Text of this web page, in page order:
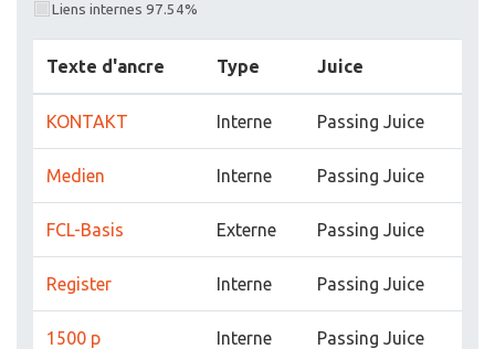
Liens internes 97.54%
Texte d'ancre Type Juice
KONTAKT Interne Passing Juice
Medien Interne Passing Juice
FCL-Basis Externe Passing Juice
Register Interne Passing Juice
1500 p Interne Passing Juice